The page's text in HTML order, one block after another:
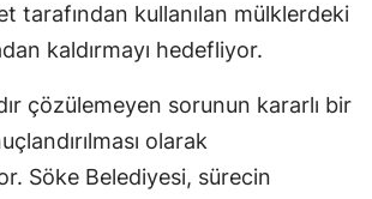
tarafından kullanılan mülklerdeki
kaldırmayı hedefliyor.
çözülemeyen sorunun kararlı bir
olarak
Söke Belediyesi, sürecin